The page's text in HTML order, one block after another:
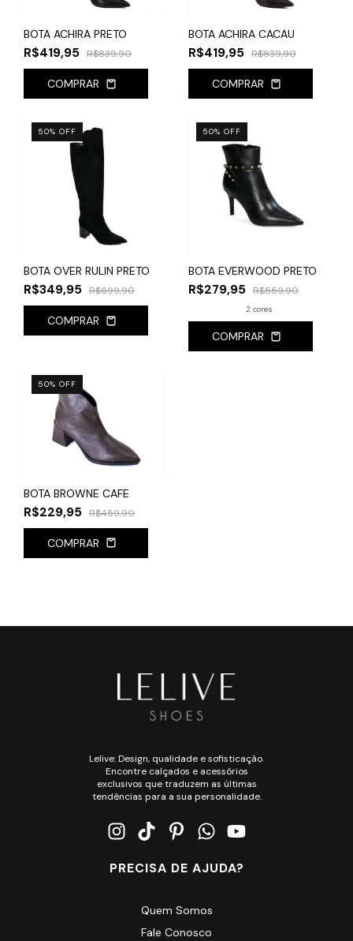
BOTA ACHIRA PRETO
R$419,95 R$839,90
COMPRAR
BOTA ACHIRA CACAU
R$419,95 R$839,90
COMPRAR
50% OFF
BOTA OVER RULIN PRETO
R$349,95 R$699,90
COMPRAR
50% OFF
BOTA EVERWOOD PRETO
R$279,95 R$559,90
2 cores
COMPRAR
50% OFF
BOTA BROWNE CAFE
R$229,95 R$459,90
COMPRAR
Lelive: Design, qualidade e sofisticação.
Encontre calçados e acessórios
exclusivos que traduzem as últimas
tendências para a sua personalidade.
PRECISA DE AJUDA?
Quem Somos
Fale Conosco